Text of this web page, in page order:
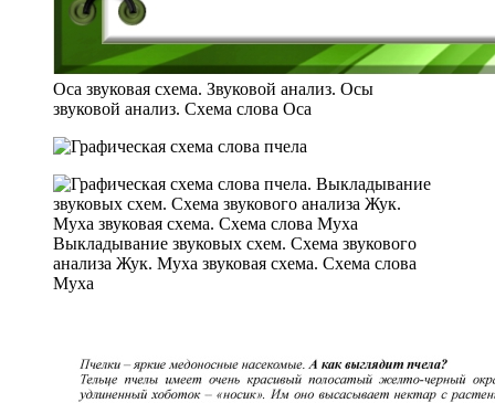
Оса звуковая схема. Звуковой анализ. Осы
звуковой анализ. Схема слова Оса
Выкладывание звуковых схем. Схема звукового
анализа Жук. Муха звуковая схема. Схема слова
Муха